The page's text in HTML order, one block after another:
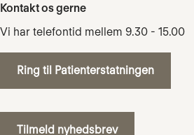
Kontakt os gerne
Vi har telefontid mellem 9.30 - 15.00
Ring til Patienterstatningen
Tilmeld nyhedsbrev